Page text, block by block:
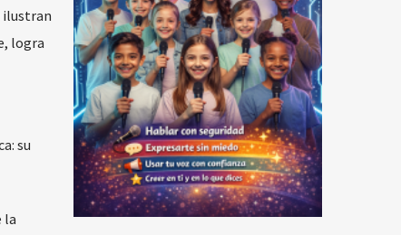
ilustran
logra
su
la